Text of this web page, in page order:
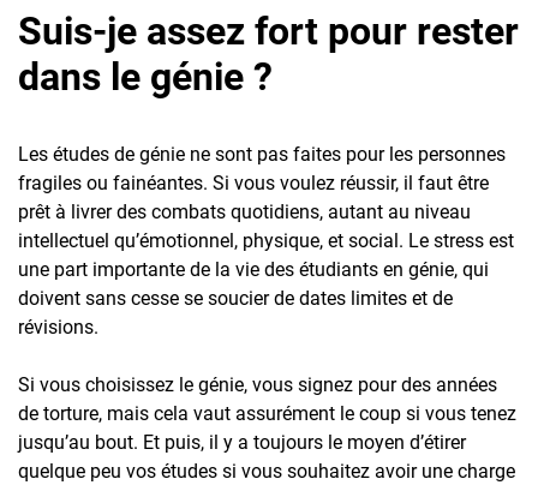
Suis-je assez fort pour rester
dans le génie ?
Les études de génie ne sont pas faites pour les personnes
fragiles ou fainéantes. Si vous voulez réussir, il faut être
prêt à livrer des combats quotidiens, autant au niveau
intellectuel qu’émotionnel, physique, et social. Le stress est
une part importante de la vie des étudiants en génie, qui
doivent sans cesse se soucier de dates limites et de
révisions.
Si vous choisissez le génie, vous signez pour des années
de torture, mais cela vaut assurément le coup si vous tenez
jusqu’au bout. Et puis, il y a toujours le moyen d’étirer
quelque peu vos études si vous souhaitez avoir une charge